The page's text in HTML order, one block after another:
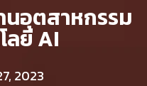
นอุตสาหกรรม
ลยี AI
2023